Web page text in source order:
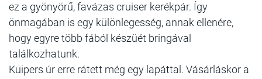
ez a gyönyörű, favázas cruiser kerékpár. Így
önmagában is egy különlegesség, annak ellenére,
hogy egyre több fából készüét bringával
találkozhatunk.
Kuipers úr erre rátett még egy lapáttal. Vásárláskor a